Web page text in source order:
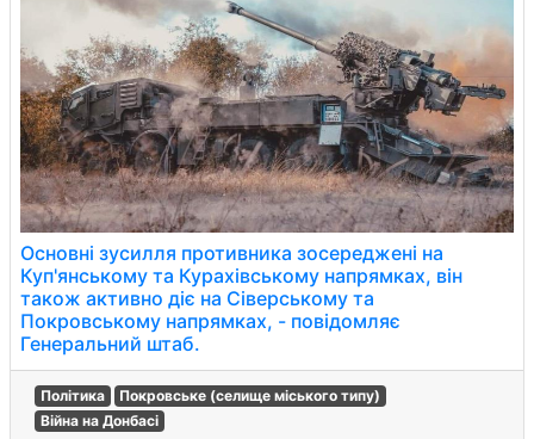
Основні зусилля противника зосереджені на
Куп'янському та Курахівському напрямках, він
також активно діє на Сіверському та
Покровському напрямках, - повідомляє
Генеральний штаб.
Політика
Покровське (селище міського типу)
Війна на Донбасі